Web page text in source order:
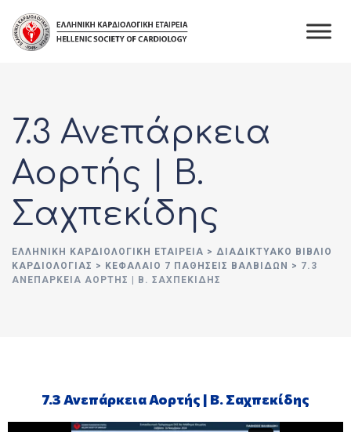
7.3 Ανεπάρκεια
Αορτής | Β.
Σαχπεκίδης
ΕΛΛΗΝΙΚΉ ΚΑΡΔΙΟΛΟΓΙΚΉ ΕΤΑΙΡΕΊΑ > ΔΙΑΔΙΚΤΥΑΚΌ ΒΙΒΛΊΟ
ΚΑΡΔΙΟΛΟΓΊΑΣ > ΚΕΦΆΛΑΙΟ 7 ΠΑΘΉΣΕΙΣ ΒΑΛΒΊΔΩΝ > 7.3
ΑΝΕΠΆΡΚΕΙΑ ΑΟΡΤΉΣ | Β. ΣΑΧΠΕΚΊΔΗΣ
7.3 Ανεπάρκεια Αορτής | Β. Σαχπεκίδης